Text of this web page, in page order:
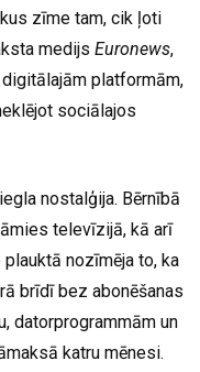
zīme tam, cik ļoti
medijs Euronews,
platformām,
sociālajos
nostalģija. Bērnībā
televīzijā, kā arī
nozīmēja to, ka
brīdī bez abonēšanas
datorprogrammām un
katru mēnesi.